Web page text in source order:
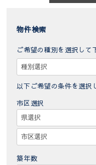
物件検索
ご希望の種別を選択して
以下ご希望の条件を選択
市区選択
築年数